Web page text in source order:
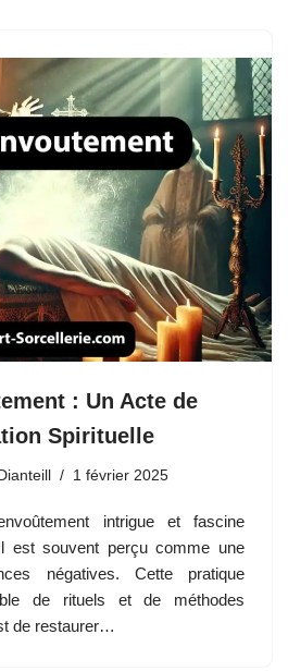
: Un Acte de
Spirituelle
1 février 2025
intrigue et fascine
est souvent perçu comme une
négatives. Cette pratique
de rituels et de méthodes
de restaurer…